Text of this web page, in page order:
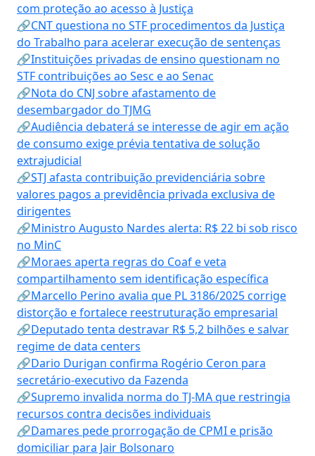
com proteção ao acesso à Justiça
🔗CNT questiona no STF procedimentos da Justiça
do Trabalho para acelerar execução de sentenças
🔗Instituições privadas de ensino questionam no
STF contribuições ao Sesc e ao Senac
🔗Nota do CNJ sobre afastamento de
desembargador do TJMG
🔗Audiência debaterá se interesse de agir em ação
de consumo exige prévia tentativa de solução
extrajudicial
🔗STJ afasta contribuição previdenciária sobre
valores pagos a previdência privada exclusiva de
dirigentes
🔗Ministro Augusto Nardes alerta: R$ 22 bi sob risco
no MinC
🔗Moraes aperta regras do Coaf e veta
compartilhamento sem identificação específica
🔗Marcello Perino avalia que PL 3186/2025 corrige
distorção e fortalece reestruturação empresarial
🔗Deputado tenta destravar R$ 5,2 bilhões e salvar
regime de data centers
🔗Dario Durigan confirma Rogério Ceron para
secretário-executivo da Fazenda
🔗Supremo invalida norma do TJ-MA que restringia
recursos contra decisões individuais
🔗Damares pede prorrogação de CPMI e prisão
domiciliar para Jair Bolsonaro